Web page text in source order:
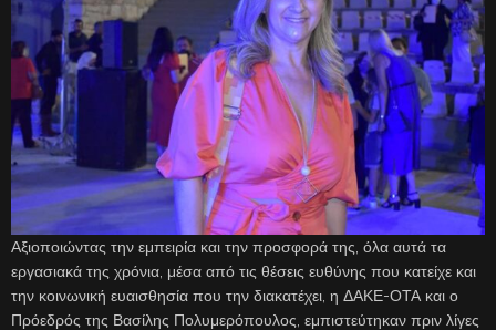
Αξιοποιώντας την εμπειρία και την προσφορά της, όλα αυτά τα
εργασιακά της χρόνια, μέσα από τις θέσεις ευθύνης που κατείχε και
την κοινωνική ευαισθησία που την διακατέχει, η ΔΑΚΕ-ΟΤΑ και ο
Πρόεδρός της Βασίλης Πολυμερόπουλος, εμπιστεύτηκαν πριν λίγες